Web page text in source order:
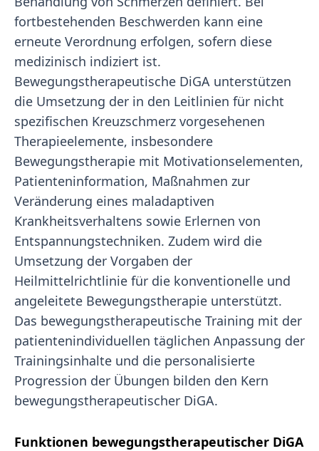
fortbestehenden Beschwerden kann eine
erneute Verordnung erfolgen, sofern diese
medizinisch indiziert ist.
Bewegungstherapeutische DiGA unterstützen
die Umsetzung der in den Leitlinien für nicht
spezifischen Kreuzschmerz vorgesehenen
Therapieelemente, insbesondere
Bewegungstherapie mit Motivationselementen,
Patienteninformation, Maßnahmen zur
Veränderung eines maladaptiven
Krankheitsverhaltens sowie Erlernen von
Entspannungstechniken. Zudem wird die
Umsetzung der Vorgaben der
Heilmittelrichtlinie für die konventionelle und
angeleitete Bewegungstherapie unterstützt.
Das bewegungstherapeutische Training mit der
patientenindividuellen täglichen Anpassung der
Trainingsinhalte und die personalisierte
Progression der Übungen bilden den Kern
bewegungstherapeutischer DiGA.
Funktionen bewegungstherapeutischer DiGA